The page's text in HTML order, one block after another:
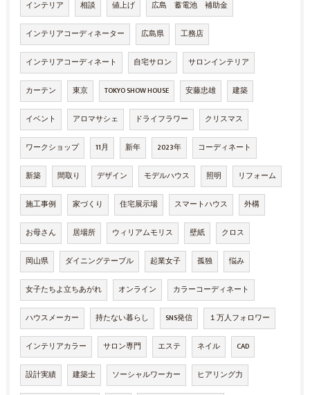
インテリア 相談 値上げ 広島 蓄電池 補助金
インテリアコーディネーター 広島県 工務店
インテリアコーディネート 自宅サロン サロンインテリア
カーテン 東京 TOKYO SHOW HOUSE 安藤忠雄 建築
イベント アロマサシェ ドライフラワー クリスマス
ワークショップ 11月 新年 2023年 コーディネート
新築 間取り デザイン モデルハウス 照明 リフォーム
施工事例 家づくり 住宅展示場 スマートハウス 外構
お母さん 居場所 ウィリアムモリス 壁紙 クロス
岡山県 ダイニングテーブル 起業女子 孤独 悩み
女子たちよ立ちあがれ オンライン カラーコーディネート
ハウスメーカー 持たない暮らし SNS発信 １万人フォロワー
インテリアカラー サロン専門 エステ ネイル CAD
設計実績 建築士 ソーシャルワーカー ヒアリング力